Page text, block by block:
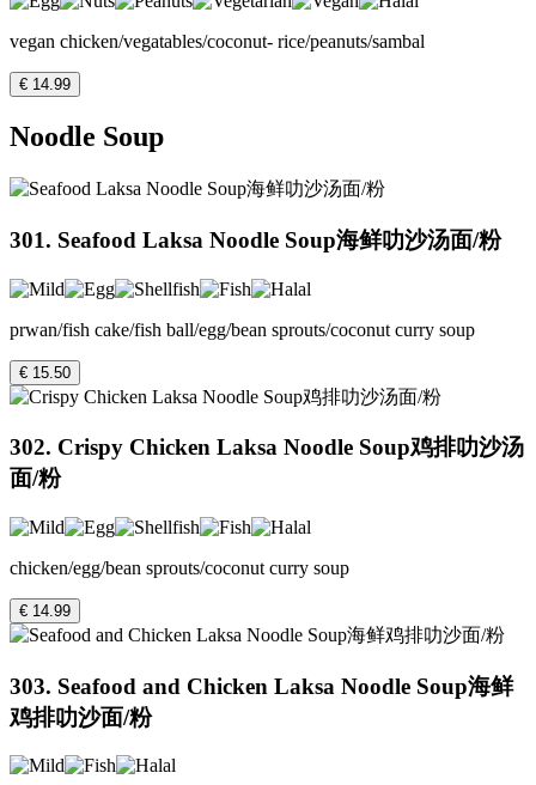
vegan chicken/vegatables/coconut- rice/peanuts/sambal
€ 14.99
Noodle Soup
301. Seafood Laksa Noodle Soup海鲜叻沙汤面/粉
prwan/fish cake/fish ball/egg/bean sprouts/coconut curry soup
€ 15.50
302. Crispy Chicken Laksa Noodle Soup鸡排叻沙汤
面/粉
chicken/egg/bean sprouts/coconut curry soup
€ 14.99
303. Seafood and Chicken Laksa Noodle Soup海鲜
鸡排叻沙面/粉